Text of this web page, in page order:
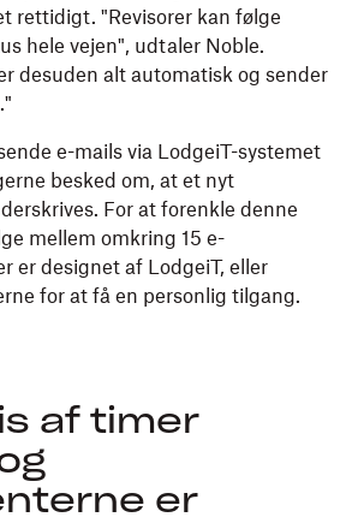
rettidigt. "Revisorer kan følge
hele vejen", udtaler Noble.
desuden alt automatisk og sender
e-mails via LodgeiT-systemet
besked om, at et nyt
For at forenkle denne
mellem omkring 15 e-
er designet af LodgeiT, eller
for at få en personlig tilgang.
af timer
er